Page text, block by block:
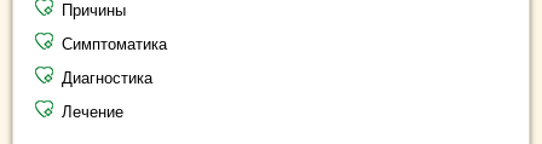
Причины
Симптоматика
Диагностика
Лечение